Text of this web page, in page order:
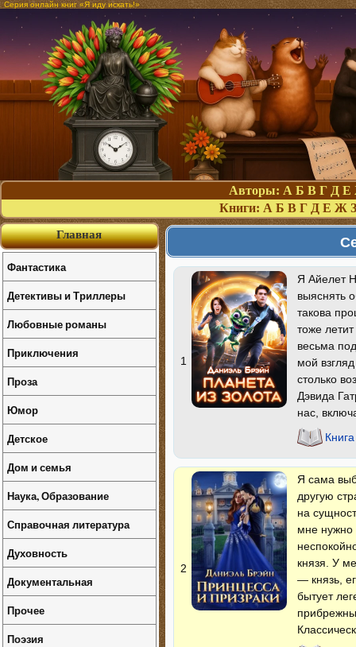
Серия онлайн книг «Я иду искать!»
Авторы: А Б В Г Д Е
Книги: А Б В Г Д Е Ж З
1
Я Айелет
выяснять
такова
тоже
весьма
мой
столько
Дэвида
нас,
2
Я сама
другую
на
мне нужно
князя. У
— князь,
бытует
Главная
Фантастика
Детективы и Триллеры
Любовные романы
Приключения
Проза
Юмор
Детское
Дом и семья
Наука, Образование
Справочная литература
Духовность
Документальная
Прочее
Поэзия